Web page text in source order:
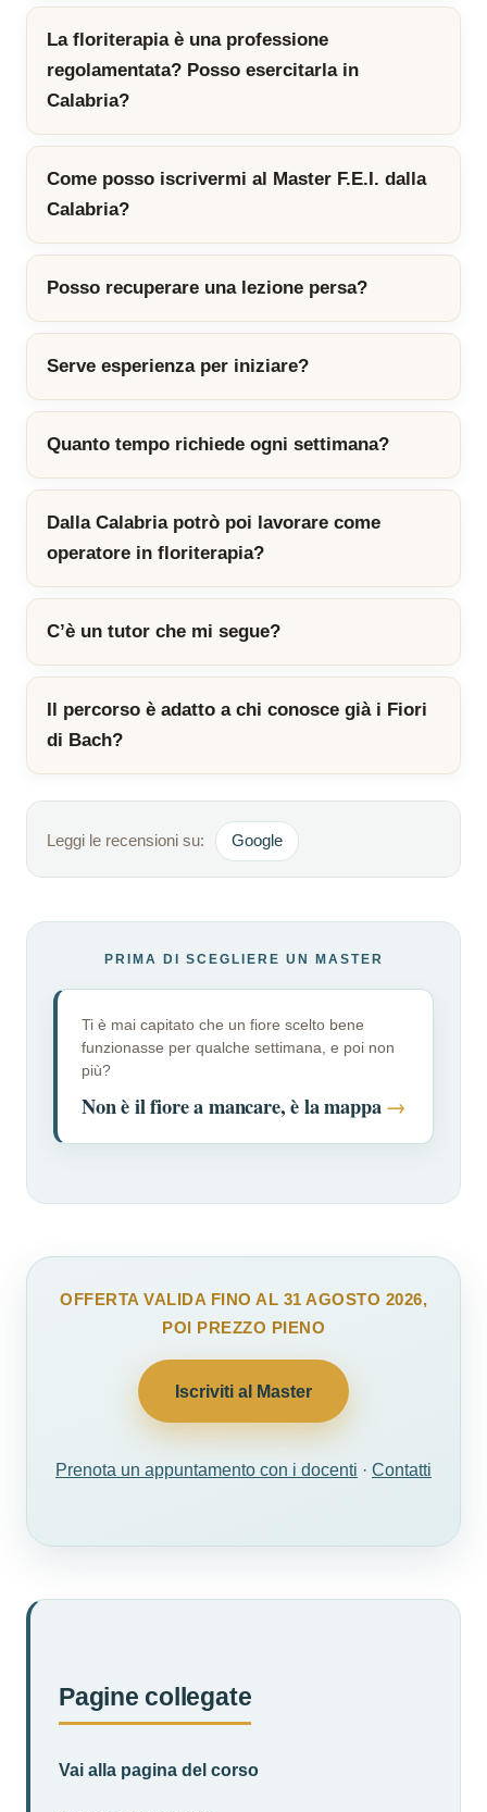
La floriterapia è una professione
regolamentata? Posso esercitarla in
Calabria?
Come posso iscrivermi al Master F.E.I. dalla
Calabria?
Posso recuperare una lezione persa?
Serve esperienza per iniziare?
Quanto tempo richiede ogni settimana?
Dalla Calabria potrò poi lavorare come
operatore in floriterapia?
C’è un tutor che mi segue?
Il percorso è adatto a chi conosce già i Fiori
di Bach?
Leggi le recensioni su: Google
PRIMA DI SCEGLIERE UN MASTER
Ti è mai capitato che un fiore scelto bene
funzionasse per qualche settimana, e poi non
più?
Non è il fiore a mancare, è la mappa→
OFFERTA VALIDA FINO AL 31 AGOSTO 2026,
POI PREZZO PIENO
Iscriviti al Master
Prenota un appuntamento con i docenti · Contatti
Pagine collegate
Vai alla pagina del corso